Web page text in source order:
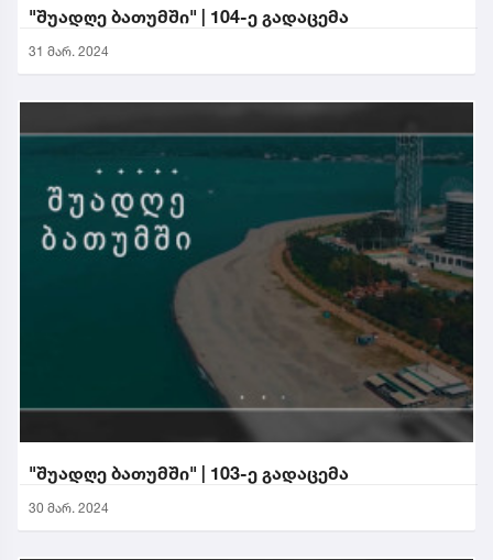
"შუადღე ბათუმში" | 104-ე გადაცემა
31 მარ. 2024
"შუადღე ბათუმში" | 103-ე გადაცემა
30 მარ. 2024